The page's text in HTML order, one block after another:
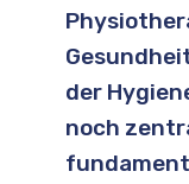
der
noch